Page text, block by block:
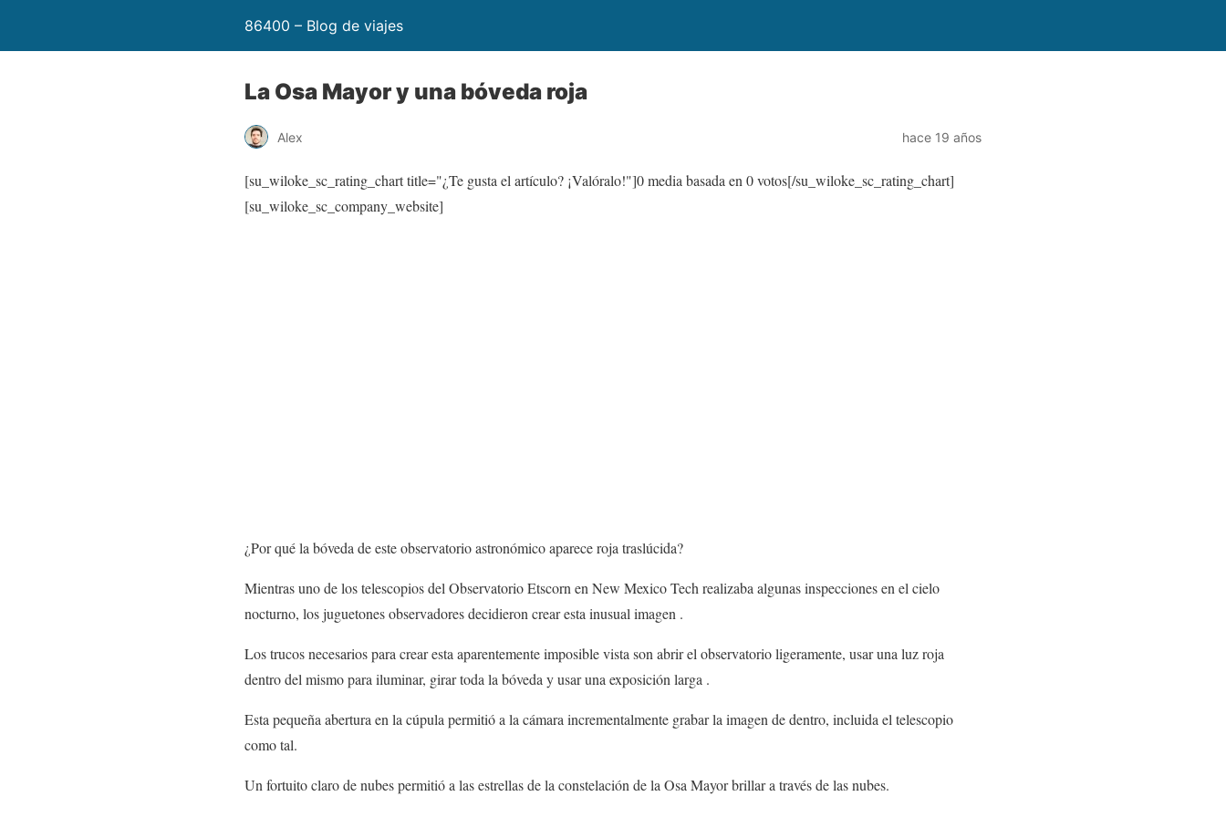
86400 – Blog de viajes
La Osa Mayor y una bóveda roja
Alex hace 19 años
[su_wiloke_sc_rating_chart title="¿Te gusta el artículo? ¡Valóralo!"]0media basada en 0votos[/su_wiloke_sc_rating_chart]
[su_wiloke_sc_company_website]
¿Por qué la bóveda de este observatorio astronómico aparece roja traslúcida?
Mientras uno de los telescopios del Observatorio Etscorn en New Mexico Tech realizaba algunas inspecciones en el cielo
nocturno, los juguetones observadores decidieron crear esta inusual imagen .
Los trucos necesarios para crear esta aparentemente imposible vista son abrir el observatorio ligeramente, usar una luz roja
dentro del mismo para iluminar, girar toda la bóveda y usar una exposición larga .
Esta pequeña abertura en la cúpula permitió a la cámara incrementalmente grabar la imagen de dentro, incluida el telescopio
como tal.
Un fortuito claro de nubes permitió a las estrellas de la constelación de la Osa Mayor brillar a través de las nubes.